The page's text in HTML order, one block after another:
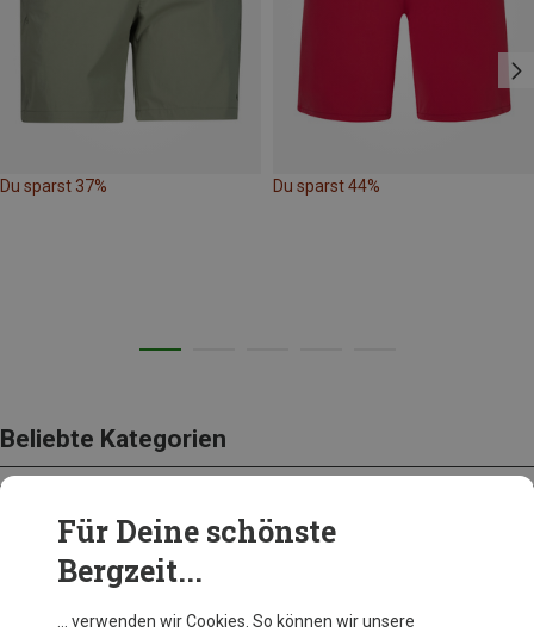
Du sparst 37% Du sparst 44%
Beliebte Kategorien
BEKLEIDUNG
Für Deine schönste
Bergzeit...
… verwenden wir Cookies. So können wir unsere